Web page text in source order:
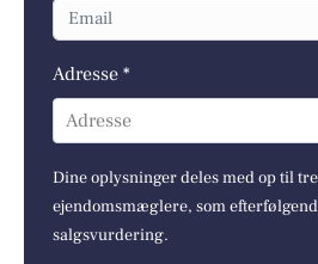
Adresse *
Adresse
Dine oplysninger deles med op til
ejendomsmæglere, som
salgsvurdering.